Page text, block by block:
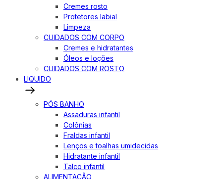
Cremes rosto
Protetores labial
Limpeza
CUIDADOS COM CORPO
Cremes e hidratantes
Óleos e loções
CUIDADOS COM ROSTO
LIQUIDO
PÓS BANHO
Assaduras infantil
Colônias
Fraldas infantil
Lenços e toalhas umidecidas
Hidratante infantil
Talco infantil
ALIMENTAÇÃO